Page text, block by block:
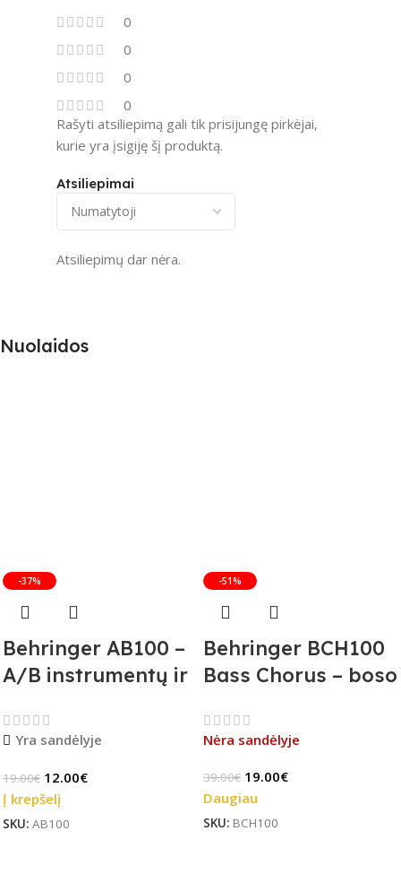
0
0
0
0
Atsiliepimai
Atsiliepimų dar nėra.
Rašyti atsiliepimą gali tik prisijungę pirkėjai,
kurie yra įsigiję šį produktą.
Nuolaidos
-37%
Behringer AB100 –
A/B instrumentų ir
jungiklis
Yra sandėlyje
19.00€ 12.00€
Į krepšelį
SKU: AB100
-51%
Behringer BCH100
Bass Chorus – boso
Stock)
Nėra sandėlyje
39.00€ 19.00€
Daugiau
SKU: BCH100